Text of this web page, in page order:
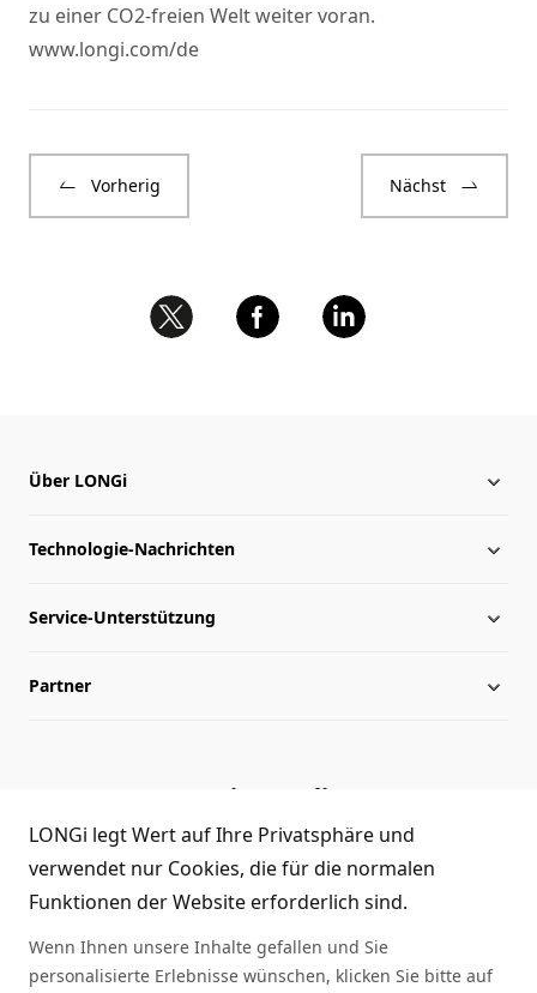
zu einer CO2-freien Welt weiter voran.
www.longi.com/de
Vorherig Nächst
Über LONGi
Über LONGi
Globale Präsenz
Leitung
Technologie-Nachrichten
Nachrichten
Service-Unterstützung
herunterladen
FAQ
Rückmeldung
Partner
Service-Hotline
(+86)4008 601012
LONGi legt Wert auf Ihre Privatsphäre und
verwendet nur Cookies, die für die normalen
Funktionen der Website erforderlich sind.
Wenn Ihnen unsere Inhalte gefallen und Sie
personalisierte Erlebnisse wünschen, klicken Sie bitte auf